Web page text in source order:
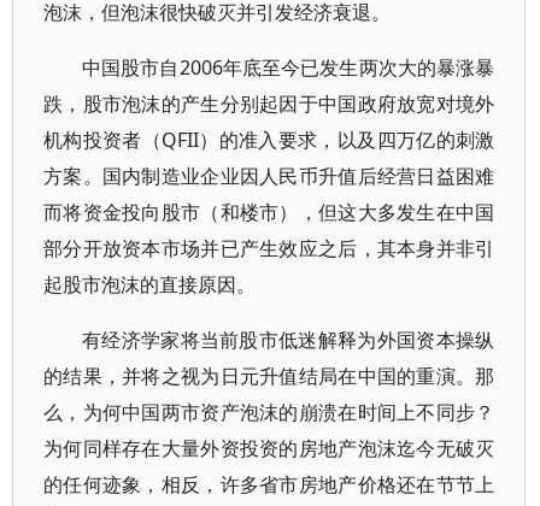
泡沫，但泡沫很快破灭并引发经济衰退。
中国股市自2006年底至今已发生两次大的暴涨暴
跌，股市泡沫的产生分别起因于中国政府放宽对境外
机构投资者（QFII）的准入要求，以及四万亿的刺激
方案。国内制造业企业因人民币升值后经营日益困难
而将资金投向股市（和楼市），但这大多发生在中国
部分开放资本市场并已产生效应之后，其本身并非引
起股市泡沫的直接原因。
有经济学家将当前股市低迷解释为外国资本操纵
的结果，并将之视为日元升值结局在中国的重演。那
么，为何中国两市资产泡沫的崩溃在时间上不同步？
为何同样存在大量外资投资的房地产泡沫迄今无破灭
的任何迹象，相反，许多省市房地产价格还在节节上